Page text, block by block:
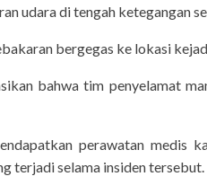
udara di tengah ketegangan
bergegas ke lokasi
bahwa tim penyelamat
perawatan medis
terjadi selama insiden tersebut.